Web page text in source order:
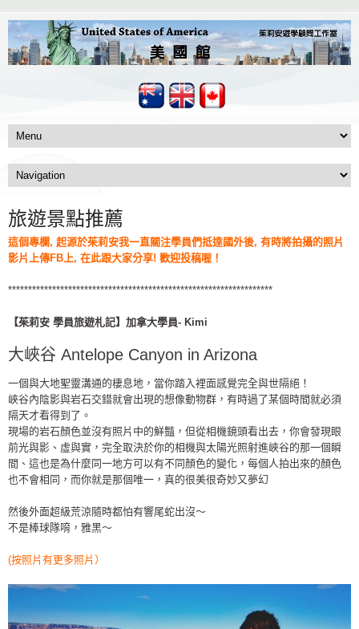
旅遊景點推薦
這個專欄, 起源於茱莉安我一直關注學員們抵達國外後, 有時將拍攝的照片
影片上傳FB上, 在此跟大家分享! 歡迎投稿喔！
******************************************************************
【茱莉安 學員旅遊札記】加拿大學員- Kimi
大峽谷 Antelope Canyon in Arizona
一個與大地聖靈溝通的棲息地，當你踏入裡面感覺完全與世隔絕！
峽谷內陰影與岩石交錯就會出現的想像動物群，有時過了某個時間就必須
隔天才看得到了。
現場的岩石顏色並沒有照片中的鮮豔，但從相機鏡頭看出去，你會發現眼
前光與影、虛與實，完全取決於你的相機與太陽光照射進峽谷的那一個瞬
間、這也是為什麼同一地方可以有不同顏色的變化，每個人拍出來的顏色
也不會相同，而你就是那個唯一，真的很美很奇妙又夢幻
然後外面超級荒涼隨時都怕有響尾蛇出沒～
不是棒球隊唷，雅黑～
(按照片有更多照片）